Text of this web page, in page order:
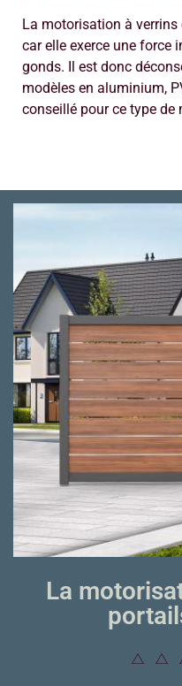
La motorisation à
car elle exerce une force
gonds. Il est donc
modèles en aluminium,
conseillé pour ce type de
La